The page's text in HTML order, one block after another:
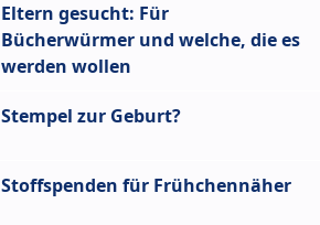
Eltern gesucht: Für
Bücherwürmer und welche, die es
werden wollen
Stempel zur Geburt?
Stoffspenden für Frühchennäher